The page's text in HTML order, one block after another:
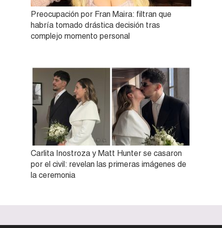
Preocupación por Fran Maira: filtran que
habría tomado drástica decisión tras
complejo momento personal
Carlita Inostroza y Matt Hunter se casaron
por el civil: revelan las primeras imágenes de
la ceremonia